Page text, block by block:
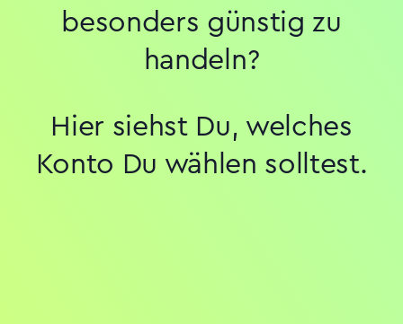
besonders günstig zu
handeln?
Hier siehst Du, welches
Konto Du wählen solltest.